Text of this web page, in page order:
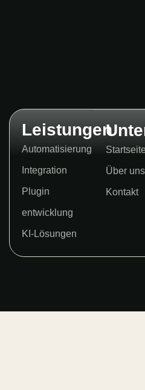
Leistungen
Automatisierung
Integration
Plugin
entwicklung
KI-Lösungen
Über uns
Kontakt